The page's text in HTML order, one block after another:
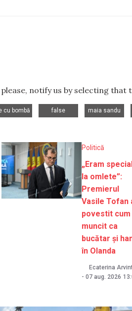
notify us by selecting that
cu bombă
false
maia sandu
Politică
„Eram
la omlete”:
Premierul
Vasile Tofan
povestit cum
muncit ca
bucătar și
în Olanda
Ecaterina
- 07 aug. 2026